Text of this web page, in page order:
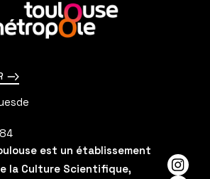
En
savoir
plus
est un établissement
la Culture Scientifique,